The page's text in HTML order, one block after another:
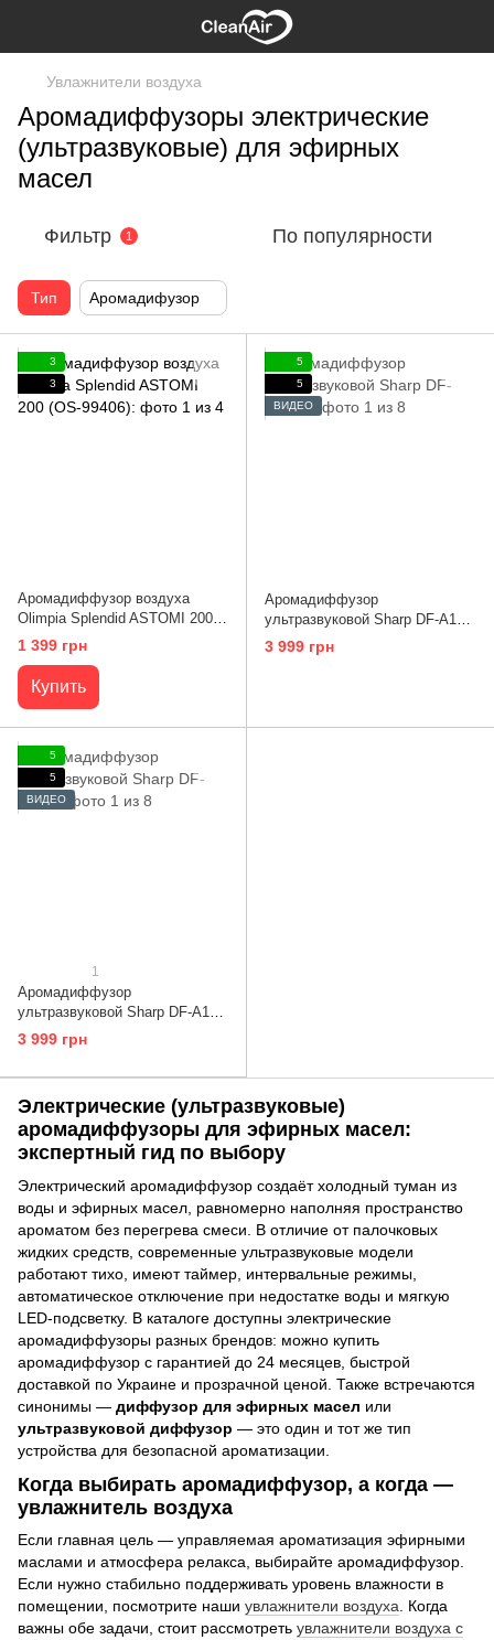
Увлажнители воздуха
Аромадиффузоры электрические
(ультразвуковые) для эфирных
масел
Фильтр 1 По популярности
Тип Аромадифузор
3
3
Аромадиффузор воздуха
Olimpia Splendid ASTOMI 200
(OS-99406)
1 399 грн
Купить
5
5
ВИДЕО
Аромадиффузор
ультразвуковой Sharp DF-A1E-
W
3 999 грн
5
5
ВИДЕО
1
Аромадиффузор
ультразвуковой Sharp DF-A1E-
T
3 999 грн
Электрические (ультразвуковые)
аромадиффузоры для эфирных масел:
экспертный гид по выбору
Электрический аромадиффузор создаёт холодный туман из
воды и эфирных масел, равномерно наполняя пространство
ароматом без перегрева смеси. В отличие от палочковых
жидких средств, современные ультразвуковые модели
работают тихо, имеют таймер, интервальные режимы,
автоматическое отключение при недостатке воды и мягкую
LED-подсветку. В каталоге доступны электрические
аромадиффузоры разных брендов: можно купить
аромадиффузор с гарантией до 24 месяцев, быстрой
доставкой по Украине и прозрачной ценой. Также встречаются
синонимы — диффузор для эфирных масел или
ультразвуковой диффузор — это один и тот же тип
устройства для безопасной ароматизации.
Когда выбирать аромадиффузор, а когда —
увлажнитель воздуха
Если главная цель — управляемая ароматизация эфирными
маслами и атмосфера релакса, выбирайте аромадиффузор.
Если нужно стабильно поддерживать уровень влажности в
помещении, посмотрите наши увлажнители воздуха. Когда
важны обе задачи, стоит рассмотреть увлажнители воздуха с